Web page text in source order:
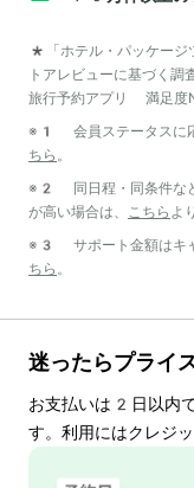
*「ホテル・パッケージ
トアレビューに基づ
旅行予約アプリ 満足度
※1 会員ステータスに応
ちら 。
※2 同日程・同条件など
が高い場合は、
こちら よ
※3 サポート金額はキ
ちら 。
迷ったらプライ
お支払いは 2 日以内
す。利用にはクレジ